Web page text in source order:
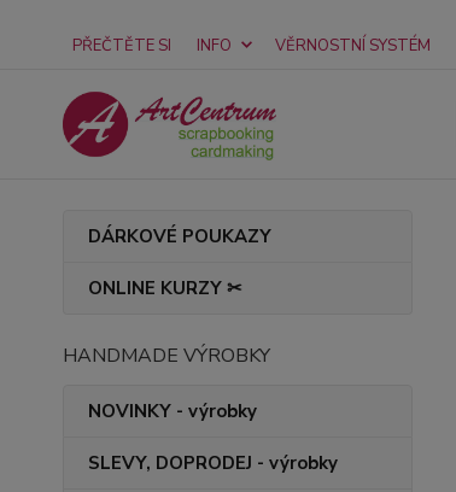
PŘEČTĚTE SI INFO VĚRNOSTNÍ SYSTÉM
DÁRKOVÉ POUKAZY
ONLINE KURZY ✂
HANDMADE VÝROBKY
NOVINKY - výrobky
SLEVY, DOPRODEJ - výrobky